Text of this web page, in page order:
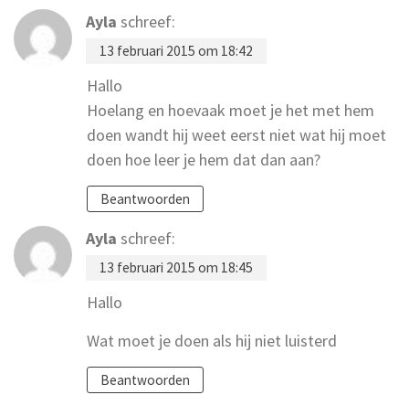
Ayla schreef:
13 februari 2015 om 18:42
Hallo
Hoelang en hoevaak moet je het met hem
doen wandt hij weet eerst niet wat hij moet
doen hoe leer je hem dat dan aan?
Beantwoorden
Ayla schreef:
13 februari 2015 om 18:45
Hallo
Wat moet je doen als hij niet luisterd
Beantwoorden